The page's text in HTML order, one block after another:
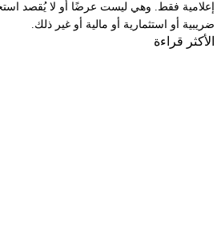
إعلامية فقط. وهي ليست عرضًا أو لا يُقصد
ضريبية أو استثمارية أو مالية أو غير ذلك.
الأكثر قراءة